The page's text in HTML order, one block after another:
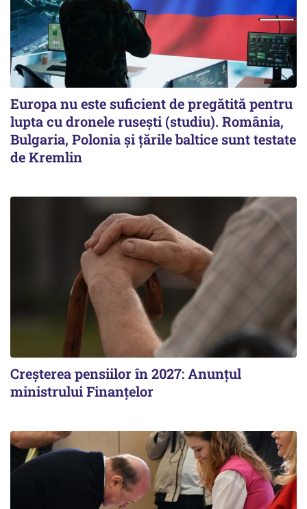
Europa nu este suficient de pregătită pentru
lupta cu dronele rusești (studiu). România,
Bulgaria, Polonia și țările baltice sunt testate
de Kremlin
Creșterea pensiilor în 2027: Anunțul
ministrului Finanțelor